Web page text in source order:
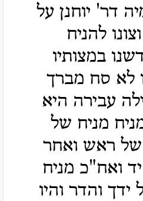
דר' יוחנן על
להניח
במצותיו
לא סח מברך
עבירה היא
מניח של
של ראש ואחר
ואח"כ מניח
והדר והיו